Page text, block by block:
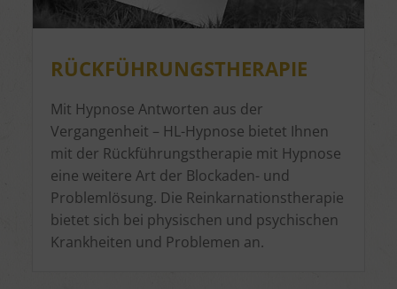
RÜCKFÜHRUNGSTHERAPIE
Mit Hypnose Antworten aus der
Vergangenheit – HL-Hypnose bietet Ihnen
mit der Rückführungstherapie mit Hypnose
eine weitere Art der Blockaden- und
Problemlösung. Die Reinkarnationstherapie
bietet sich bei physischen und psychischen
Krankheiten und Problemen an.